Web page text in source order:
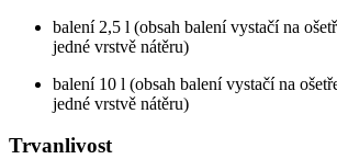
balení 2,5 l (obsah balení vystačí na
jedné vrstvě nátěru)
balení 10 l (obsah balení vystačí na
jedné vrstvě nátěru)
Trvanlivost